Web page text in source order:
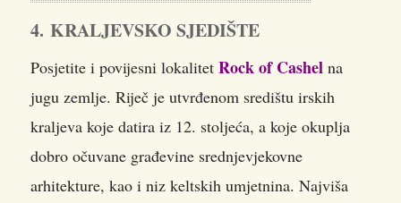
4. KRALJEVSKO SJEDIŠTE
Posjetite i povijesni lokalitet Rock of Cashel na
jugu zemlje. Riječ je utvrđenom središtu irskih
kraljeva koje datira iz 12. stoljeća, a koje okuplja
dobro očuvane građevine srednjevjekovne
arhitekture, kao i niz keltskih umjetnina. Najviša